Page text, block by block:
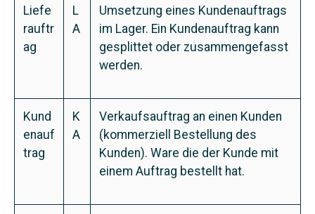
Liefe
rauftr
ag
L
A
Umsetzung eines Kundenauftrags
im Lager. Ein Kundenauftrag kann
gesplittet oder zusammengefasst
werden.
Kund
enauf
trag
K
A
Verkaufsauftrag an einen Kunden
(kommerziell Bestellung des
Kunden). Ware die der Kunde mit
einem Auftrag bestellt hat.